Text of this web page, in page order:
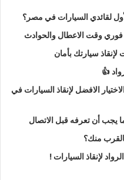
لقائدي السيارات في مصر؟
وقت الاعطال والحوادث
سيارتك بأمان
👍
الافضل لإنقاذ السيارات في
يجب أن تعرفه قبل الاتصال
منك؟